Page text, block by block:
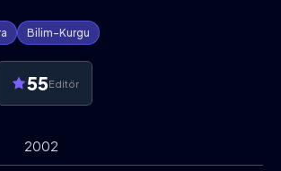
Bilim-Kurgu
55Editör
2002